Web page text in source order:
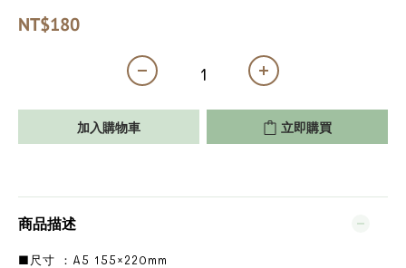
NT$180
加入購物車 立即購買
商品描述
■尺寸 ：A5 155×220mm